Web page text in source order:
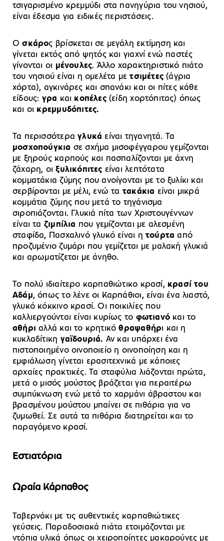
τσιγαρισμένο κρεμμύδι στα πανηγύρια του νησιού,
είναι έδεσμα για ειδικές περιστάσεις.
Οσκάρος βρίσκεται σε μεγάλη εκτίμηση και
γίνεται εκτός από ψητός και γιαχνί ενώ παστές
γίνονται οι μένουλες. Άλλο χαρακτηριστικό πιάτο
του νησιού είναι η ομελέτα μετσιμέτες (άγρια
χόρτα), αγκινάρες και σπανάκι και οι πίτες κάθε
είδους: γρα και κοπέλες(είδη χορτόπιτας) όπως
και οι κρεμμυδόπιτες.
Τα περισσότερα γλυκά είναι τηγανητά. Τα
μοσχοπούγκια σε σχήμα μισοφέγγαρου γεμίζονται
με ξηρούς καρπούς και πασπαλίζονται με άχνη
ζάχαρη, οι ξυλικόπιτες είναι λεπτότατα
κομματάκια ζύμης που ανοίγονται με το ξυλίκι και
σερβίρονται με μέλι, ενώ τα τακάκια είναι μικρά
κομμάτια ζύμης που μετά το τηγάνισμα
σιροπιάζονται. Γλυκιά πίτα των Χριστουγέννων
είναι τα ζιμπίλια που γεμίζονται με αλεσμένη
σταφίδα, Πασχαλινό γλυκό είναι η τούρτα από
προζυμένιο ζυμάρι που γεμίζεται με μαλακή γλυκιά
και αρωματίζεται με άνηθο.
Το πολύ ιδιαίτερο καρπαθιώτικο κρασί, κρασί του
Αδάμ, όπως το λένε οι Καρπάθιοι, είναι ένα λιαστό,
γλυκό κόκκινο κρασί. Οι ποικιλίες που
καλλιεργούνται είναι κυρίως το φωτιανό και το
αθήρι αλλά και το κρητικό θραψαθήρι και η
κυκλαδίτικη γαϊδουριά. Αν και υπάρχει ένα
πιστοποιημένο οινοποιείο η οινοποίηση και η
εμφιάλωση γίνεται ερασιτεχνικά με κάποιες
αρχαίες πρακτικές. Τα σταφύλια λιάζονται πρώτα,
μετά ο μισός μούστος βράζεται για περαιτέρω
συμπύκνωση ενώ μετά το χαρμάνι άβραστου και
βρασμένου μούστου μπαίνει σε πιθάρια για να
ζυμωθεί. Σε αυτά τα πιθάρια διατηρείται και το
παραγόμενο κρασί.
Εστιατόρια
Ωραία Κάρπαθος
Ταβερνάκι με τις αυθεντικές καρπαθιώτικες
γεύσεις. Παραδοσιακά πιάτα ετοιμάζονται με
ντόπια υλικά όπως οι χειροποίητες μακαρούνες με